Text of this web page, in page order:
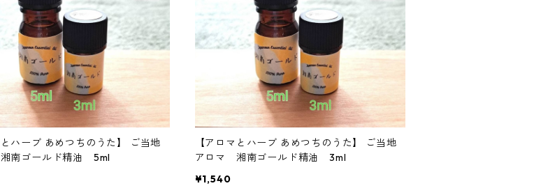
とハーブ あめつちのうた】 ご当地
南ゴールド精油 5ml
【アロマとハーブ あめつちのうた】 ご当地
アロマ 湘南ゴールド精油 3ml
¥1,540